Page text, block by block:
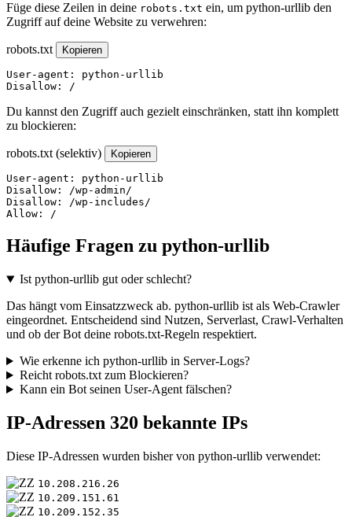
Füge diese Zeilen in deine robots.txt ein, um python-urllib den
Zugriff auf deine Website zu verwehren:
robots.txt Kopieren
User-agent: python-urllib
Disallow: /
Du kannst den Zugriff auch gezielt einschränken, statt ihn komplett
zu blockieren:
robots.txt (selektiv) Kopieren
User-agent: python-urllib
Disallow: /wp-admin/
Disallow: /wp-includes/
Allow: /
Häufige Fragen zu python-urllib
Ist python-urllib gut oder schlecht?
Das hängt vom Einsatzzweck ab. python-urllib ist als Web-Crawler
eingeordnet. Entscheidend sind Nutzen, Serverlast, Crawl-Verhalten
und ob der Bot deine robots.txt-Regeln respektiert.
Wie erkenne ich python-urllib in Server-Logs?
Reicht robots.txt zum Blockieren?
Kann ein Bot seinen User-Agent fälschen?
IP-Adressen 320 bekannte IPs
Diese IP-Adressen wurden bisher von python-urllib verwendet:
10.208.216.26
10.209.151.61
10.209.152.35